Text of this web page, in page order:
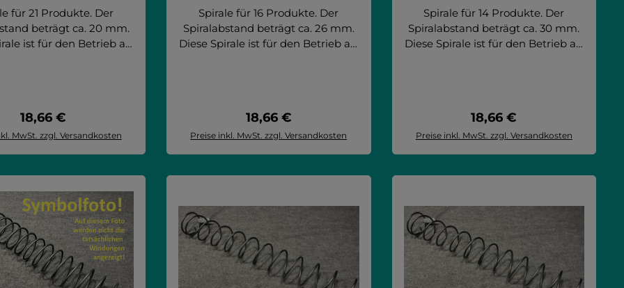
für 21 Produkte. Der
beträgt ca. 20 mm.
ist für den Betrieb als
- Fast 900 GCD 32 BIT
- Faster TMT 1050
Regulärer Preis:
18,66 €
MwSt. zzgl. Versandkosten
den Warenkorb
Spirale für 16 Produkte. Der
Spiralabstand beträgt ca. 26 mm.
Diese Spirale ist für den Betrieb als
Saphirh 8T FAS - Fast 1050 GCD 32
BIT FAS - Fast 900 GCD 32 BIT
Regulärer Preis:
18,66 €
Preise inkl. MwSt. zzgl. Versandkosten
In den Warenkorb
Spirale für 14 Produkte. Der
Spiralabstand beträgt ca. 30 mm.
Diese Spirale ist für den Betrieb als
Saphirh 8T
Regulärer Preis:
18,66 €
Preise inkl. MwSt. zzgl. Versandkosten
In den Warenkorb